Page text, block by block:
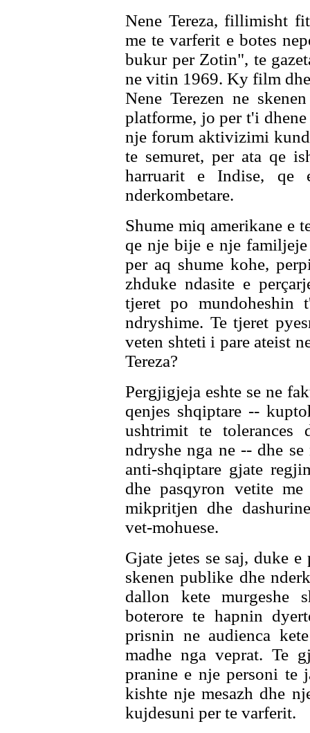
Nene Tereza, fillimisht
me te varferit e botes
bukur per Zotin", te
ne vitin 1969. Ky film
Nene Terezen ne
platforme, jo per t'i
nje forum aktivizimi
te semuret, per ata qe
harruarit e Indise, qe
nderkombetare.
Shume miq amerikane e
qe nje bije e nje
per aq shume kohe,
zhduke ndasite e
tjeret po mundoheshin
ndryshime. Te tjeret
veten shteti i pare ateist
Tereza?
Pergjigjeja eshte se ne
qenjes shqiptare --
ushtrimit te tolerances
ndryshe nga ne -- dhe
anti-shqiptare gjate
dhe pasqyron vetite
mikpritjen dhe
vet-mohuese.
Gjate jetes se saj, duke e
skenen publike dhe
dallon kete murgeshe
boterore te hapnin
prisnin ne audienca
madhe nga veprat. Te
pranine e nje personi te
kishte nje mesazh dhe
kujdesuni per te varferit.